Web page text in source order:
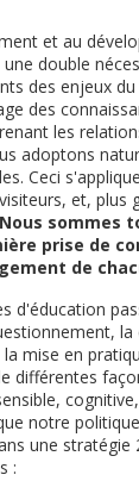
et au
double
des enjeux
des
les
adoptons
Ceci
et, plus
Nous sommes
prise de
de
d'éducation
mise en
différentes
notre
une stratégie
: